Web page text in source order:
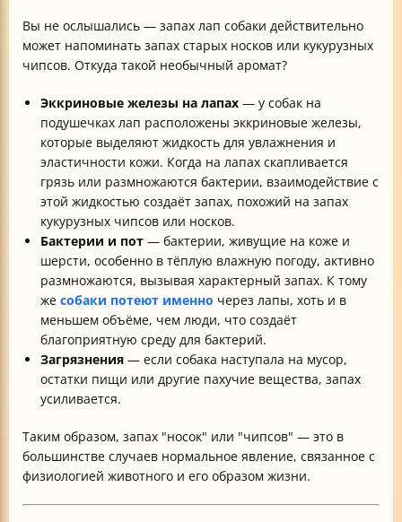
Вы не ослышались — запах лап собаки действительно
может напоминать запах старых носков или кукурузных
чипсов. Откуда такой необычный аромат?
Эккриновые железы на лапах — у собак на
подушечках лап расположены эккриновые железы,
которые выделяют жидкость для увлажнения и
эластичности кожи. Когда на лапах скапливается
грязь или размножаются бактерии, взаимодействие с
этой жидкостью создаёт запах, похожий на запах
кукурузных чипсов или носков.
Бактерии и пот — бактерии, живущие на коже и
шерсти, особенно в тёплую влажную погоду, активно
размножаются, вызывая характерный запах. К тому
же собаки потеют именно через лапы, хоть и в
меньшем объёме, чем люди, что создаёт
благоприятную среду для бактерий.
Загрязнения — если собака наступала на мусор,
остатки пищи или другие пахучие вещества, запах
усиливается.
Таким образом, запах "носок" или "чипсов" — это в
большинстве случаев нормальное явление, связанное с
физиологией животного и его образом жизни.